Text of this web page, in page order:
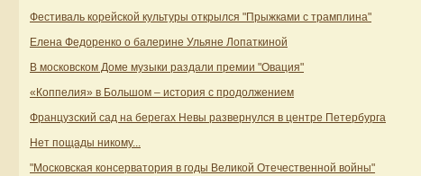
Фестиваль корейской культуры открылся "Прыжками с трамплина"
Елена Федоренко о балерине Ульяне Лопаткиной
В московском Доме музыки раздали премии "Овация"
«Коппелия» в Большом – история с продолжением
Французский сад на берегах Невы развернулся в центре Петербурга
Нет пощады никому...
"Московская консерватория в годы Великой Отечественной войны"